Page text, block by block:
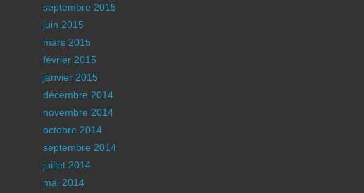
septembre 2015
juin 2015
mars 2015
février 2015
janvier 2015
décembre 2014
novembre 2014
octobre 2014
septembre 2014
juillet 2014
mai 2014